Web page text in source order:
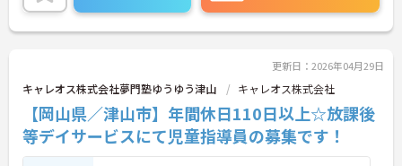
更新日：2026年04月29日
キャレオス株式会社夢門塾ゆうゆう津山 キャレオス株式会社
【岡山県／津山市】年間休日110日以上☆放課後
等デイサービスにて児童指導員の募集です！